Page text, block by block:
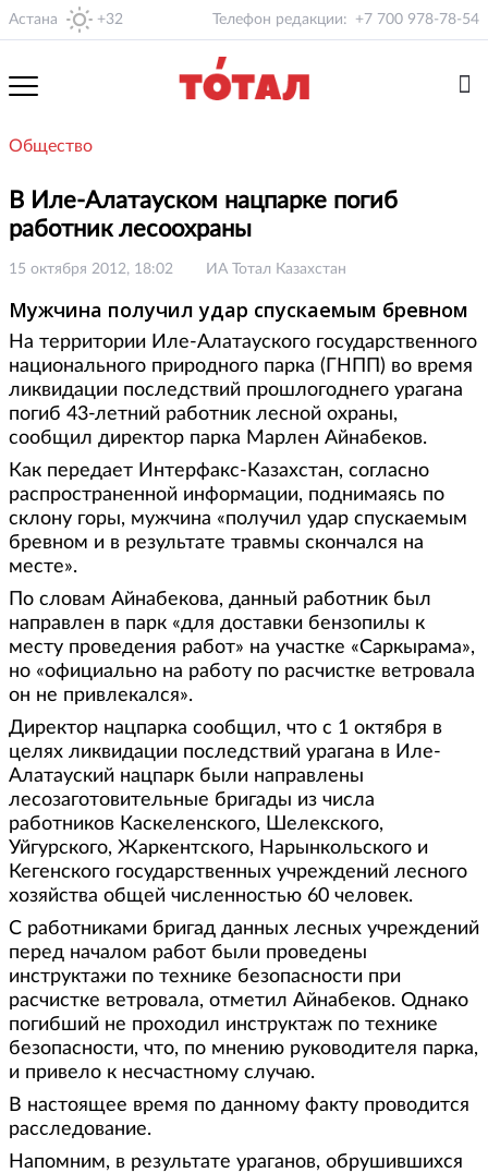
Астана +32 Телефон редакции: +7 700 978-78-54
Общество
В Иле-Алатауском нацпарке погиб
работник лесоохраны
15 октября 2012, 18:02 ИА Тотал Казахстан
Мужчина получил удар спускаемым бревном
На территории Иле-Алатауского государственного
национального природного парка (ГНПП) во время
ликвидации последствий прошлогоднего урагана
погиб 43-летний работник лесной охраны,
сообщил директор парка Марлен Айнабеков.
Как передает Интерфакс-Казахстан, согласно
распространенной информации, поднимаясь по
склону горы, мужчина «получил удар спускаемым
бревном и в результате травмы скончался на
месте».
По словам Айнабекова, данный работник был
направлен в парк «для доставки бензопилы к
месту проведения работ» на участке «Саркырама»,
но «официально на работу по расчистке ветровала
он не привлекался».
Директор нацпарка сообщил, что с 1 октября в
целях ликвидации последствий урагана в Иле-
Алатауский нацпарк были направлены
лесозаготовительные бригады из числа
работников Каскеленского, Шелекского,
Уйгурского, Жаркентского, Нарынкольского и
Кегенского государственных учреждений лесного
хозяйства общей численностью 60 человек.
С работниками бригад данных лесных учреждений
перед началом работ были проведены
инструктажи по технике безопасности при
расчистке ветровала, отметил Айнабеков. Однако
погибший не проходил инструктаж по технике
безопасности, что, по мнению руководителя парка,
и привело к несчастному случаю.
В настоящее время по данному факту проводится
расследование.
Напомним, в результате ураганов, обрушившихся